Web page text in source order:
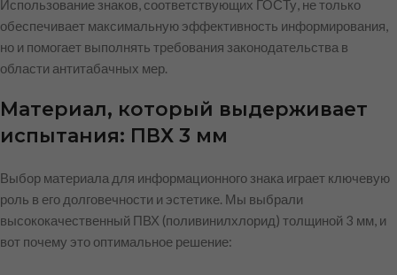
Использование знаков, соответствующих ГОСТу, не только
обеспечивает максимальную эффективность информирования,
но и помогает выполнять требования законодательства в
области антитабачных мер.
Материал, который выдерживает
испытания: ПВХ 3 мм
Выбор материала для информационного знака играет ключевую
роль в его долговечности и эстетике. Мы выбрали
высококачественный ПВХ (поливинилхлорид) толщиной 3 мм, и
вот почему это оптимальное решение: